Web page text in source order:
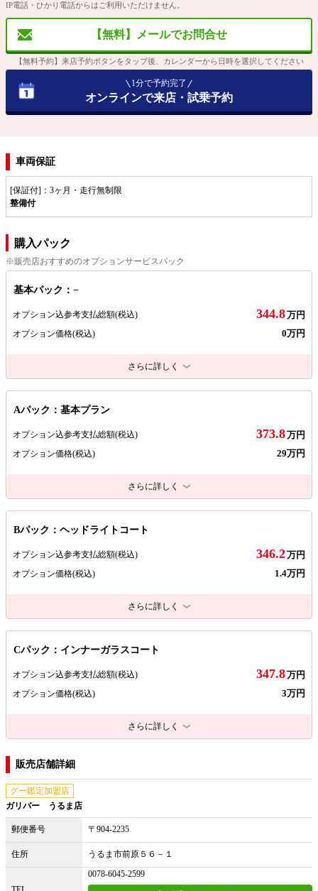
IP電話・ひかり電話からはご利用いただけません。
【無料】メールでお問合せ
【無料予約】来店予約ボタンをタップ後、カレンダーから日時を選択してください
1分で予約完了
オンラインで来店・試乗予約
車両保証
[保証付]：3ヶ月・走行無制限
整備付
購入パック
※販売店おすすめのオプションサービスパック
基本パック：−
オプション込参考支払総額(税込) 344.8万円
オプション価格(税込) 0万円
さらに詳しく
Aパック：基本プラン
オプション込参考支払総額(税込) 373.8万円
オプション価格(税込) 29万円
さらに詳しく
Bパック：ヘッドライトコート
オプション込参考支払総額(税込) 346.2万円
オプション価格(税込) 1.4万円
さらに詳しく
Cパック：インナーガラスコート
オプション込参考支払総額(税込) 347.8万円
オプション価格(税込) 3万円
さらに詳しく
販売店舗詳細
グー鑑定加盟店
ガリバー うるま店
郵便番号 〒904-2235
住所 うるま市前原５６－１
0078-6045-2599